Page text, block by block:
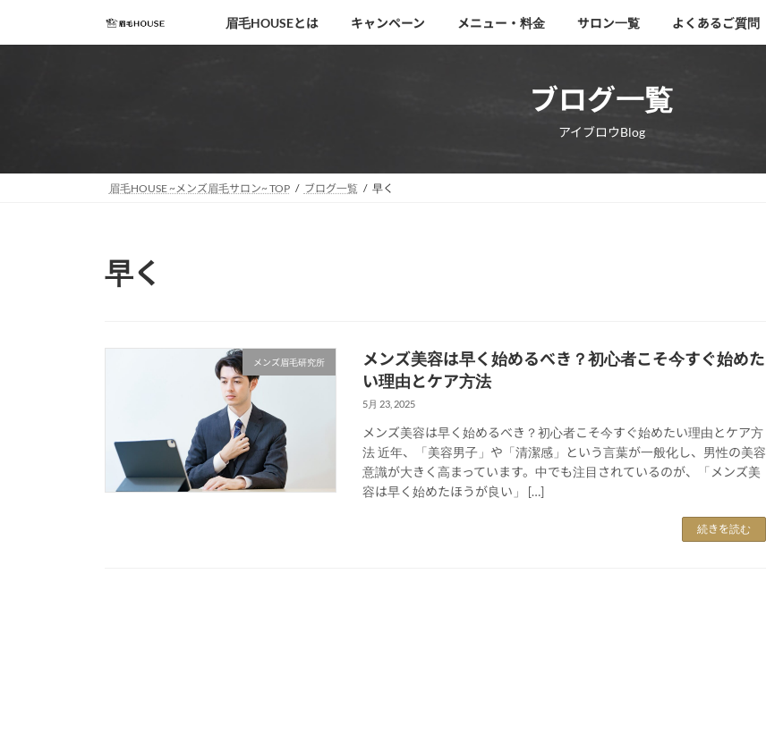
移
眉毛HOUSEとは キャンペーン メニュー・料金 サロン一覧 よくあるご質問
ブログ一覧
アイブロウBlog
眉毛HOUSE ~メンズ眉毛サロン~ TOP ブログ一覧 早く
早く
メンズ眉毛研究所
メンズ美容は早く始めるべき？初心者こそ今すぐ始めた
い理由とケア方法
5月 23, 2025
メンズ美容は早く始めるべき？初心者こそ今すぐ始めたい理由とケア方
法 近年、「美容男子」や「清潔感」という言葉が一般化し、男性の美容
意識が大きく高まっています。中でも注目されているのが、「メンズ美
容は早く始めたほうが良い」 […]
続きを読む